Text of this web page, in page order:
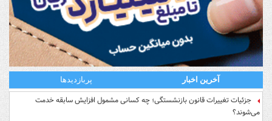
آخرین اخبار پربازدیدها
جزئیات تغییرات قانون بازنشستگی؛ چه کسانی مشمول افزایش سابقه خدمت
می‌شوند؟